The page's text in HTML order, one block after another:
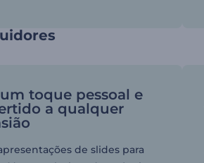
toque pessoal e
a qualquer
de slides para